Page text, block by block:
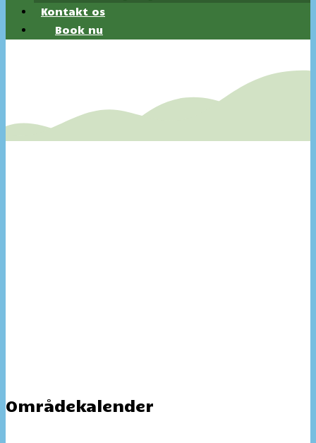
Kontakt os
Book nu
Områdekalender